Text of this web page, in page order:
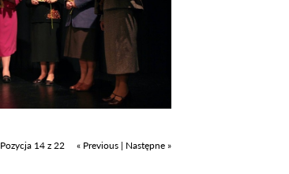
Pozycja 14 z 22 « Previous | Następne »